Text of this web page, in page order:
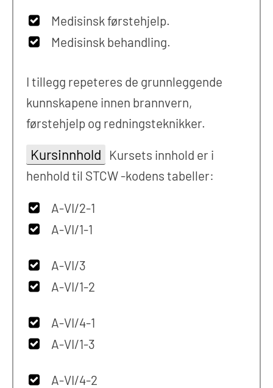
Medisinsk førstehjelp.
Medisinsk behandling.
I tillegg repeteres de grunnleggende
kunnskapene innen brannvern,
førstehjelp og redningsteknikker.
Kursinnhold
Kursets innhold er i
henhold til STCW -kodens tabeller:
A-VI/2-1
A-VI/1-1
A-VI/3
A-VI/1-2
A-VI/4-1
A-VI/1-3
A-VI/4-2